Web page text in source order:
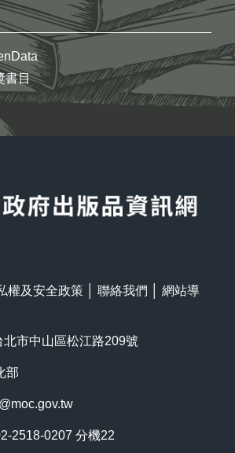
書目
權及安全政策 聯絡我們
網站導
市中山區松江路209號
部
2518-0207 分機22